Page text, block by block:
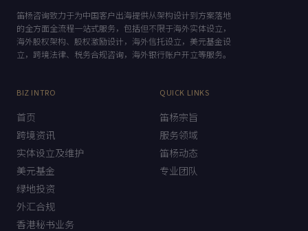
笛杨咨询致力于为中国客户出海提供从架构设计到方案落地
的全方面全流程一站式服务，包括但不限于海外实体设立，
海外股权架构、股权激励设计，海外信托设立，美元基金设
首页
跨境资讯
实体设立及维护
美元基金
绿地投资
外汇合规
笛杨宗旨
服务领域
笛杨动态